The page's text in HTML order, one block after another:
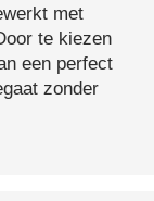
met
te kiezen
een perfect
zonder